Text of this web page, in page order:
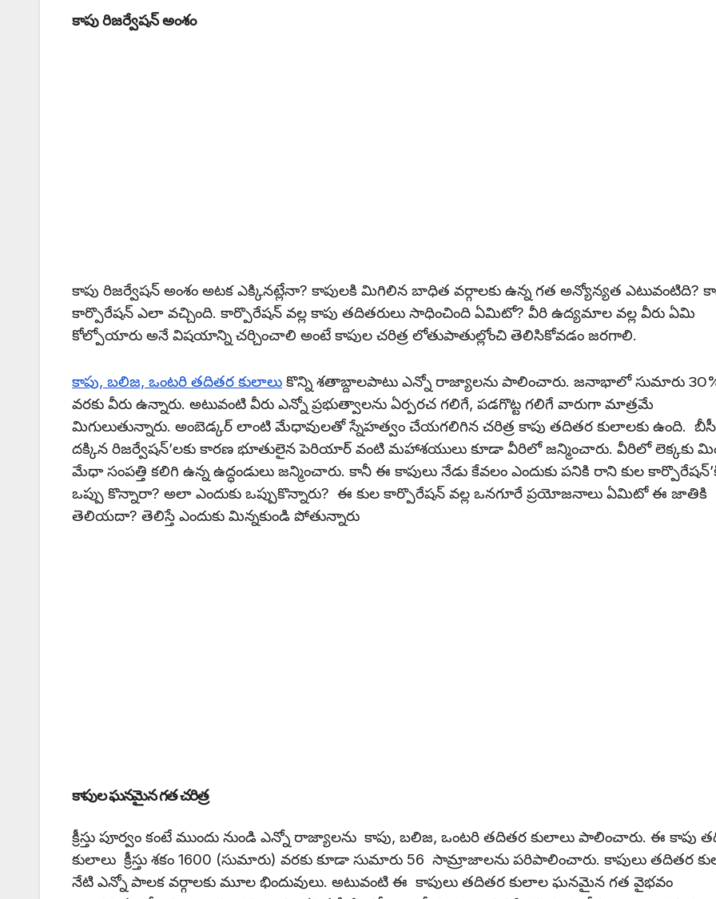
కాపు రిజర్వేషన్ అంశం
కాపు రిజర్వేషన్ అంశం అటక ఎక్కినట్లేనా? కాపులకి మిగిలిన బాధిత వర్గాలకు ఉన్న గత అన్యోన్యత ఎటువంటిది?
కార్పొరేషన్ ఎలా వచ్చింది. కార్పొరేషన్ వల్ల కాపు తదితరులు సాధించింది ఏమిటో? వీరి ఉద్యమాల వల్ల వీరు ఏమి
కోల్పోయారు అనే విషయాన్ని చర్చించాలి అంటే కాపుల చరిత్ర లోతుపాతుల్లోంచి తెలిసికోవడం జరగాలి.
కాపు, బలిజ, ఒంటరి తదితర కులాలు కొన్ని శతాబ్దాలపాటు ఎన్నో రాజ్యాలను పాలించారు. జనాభాలో సుమారు
వరకు వీరు ఉన్నారు. అటువంటి వీరు ఎన్నో ప్రభుత్వాలను ఏర్పరచ గలిగే, పడగొట్ట గలిగే వారుగా మాత్రమే
మిగులుతున్నారు. అంబెడ్కర్ లాంటి మేధావులతో స్నేహత్వం చేయగలిగిన చరిత్ర కాపు తదితర కులాలకు ఉంది.
దక్కిన రిజర్వేషన్’లకు కారణ భూతులైన పెరియార్ వంటి మహాశయులు కూడా వీరిలో జన్మించారు. వీరిలో లెక్కకు
మేధా సంపత్తి కలిగి ఉన్న ఉద్ధండులు జన్మించారు. కానీ ఈ కాపులు నేడు కేవలం ఎందుకు పనికి రాని కుల
ఒప్పు కొన్నారా? అలా ఎందుకు ఒప్పుకొన్నారు? ఈ కుల కార్పొరేషన్ వల్ల ఒనగూరే ప్రయోజనాలు ఏమిటో ఈ జాతికి
తెలియదా? తెలిస్తే ఎందుకు మిన్నకుండి పోతున్నారు
కాపుల ఘనమైన గత చరిత్ర
క్రీస్తు పూర్వం కంటే ముందు నుండి ఎన్నో రాజ్యాలను కాపు, బలిజ, ఒంటరి తదితర కులాలు పాలించారు. ఈ కాపు
కులాలు క్రీస్తు శకం 1600 (సుమారు) వరకు కూడా సుమారు 56 సామ్రాజాలను పరిపాలించారు. కాపులు తదితర
నేటి ఎన్నో పాలక వర్గాలకు మూల భిందువులు. అటువంటి ఈ కాపులు తదితర కులాల ఘనమైన గత వైభవం